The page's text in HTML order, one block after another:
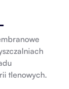
tlenowych.